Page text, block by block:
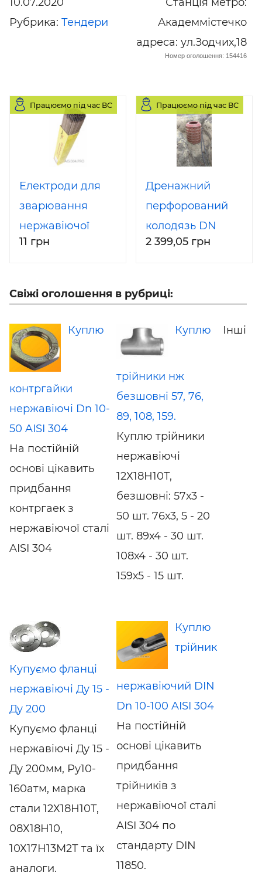
Рубрика: Тендери
Академмістечко
адреса: ул.Зодчих,18
Номер оголошення: 154416
Працюємо під час ВС
Електроди для
зварювання
нержавіючої
сталі ЦЛ-11 3 мм 5
11 грн
Працюємо під час ВС
Дренажний
перфорований
колодязь DN
1000, 25 тонн
мм)
2 399,05 грн
Свіжі оголошення в рубриці:
Куплю
контргайки
нержавіючі Dn 10-
50 AISI 304
На постійній
основі цікавить
придбання
контргаек з
нержавіючої сталі
AISI 304
Куплю
трійники нж
безшовні 57, 76,
89, 108, 159.
Куплю трійники
нержавіючі
12Х18Н10Т,
безшовні: 57х3 -
50 шт. 76х3, 5 - 20
шт. 89х4 - 30 шт.
108х4 - 30 шт.
159х5 - 15 шт.
Купуємо фланці
нержавіючі Ду 15 -
Ду 200
Купуємо фланці
нержавіючі Ду 15 -
Ду 200мм, Ру10-
160атм, марка
стали 12Х18Н10Т,
08Х18Н10,
10Х17Н13М2Т та їх
аналоги.
Куплю
трійник
нержавіючий DIN
Dn 10-100 AISI 304
На постійній
основі цікавить
придбання
трійників з
нержавіючої сталі
AISI 304 по
стандарту DIN
11850.
Інші